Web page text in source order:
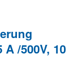
/500V, 10